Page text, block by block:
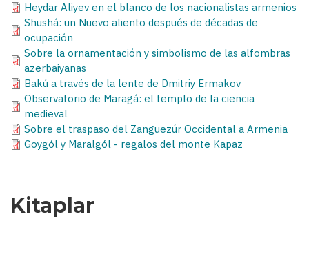
Heydar Aliyev en el blanco de los nacionalistas armenios
Shushá: un Nuevo aliento después de décadas de
ocupación
Sobre la ornamentación y simbolismo de las alfombras
azerbaiyanas
Bakú a través de la lente de Dmitriy Ermakov
Observatorio de Maragá: el templo de la ciencia
medieval
Sobre el traspaso del Zanguezúr Occidental a Armenia
Goygól y Maralgól - regalos del monte Kapaz
Kitaplar